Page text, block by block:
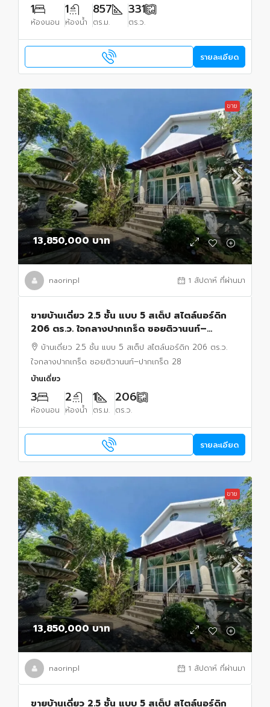
1
ห้องนอน
1
ห้องน้ำ
857
ตร.ม.
331
ตร.ว.
รายละเอียด
ขาย
13,850,000 บาท
naorinpl 1 สัปดาห์ ที่ผ่านมา
ขายบ้านเดี่ยว 2.5 ชั้น แบบ 5 สเต็ป สไตล์นอร์ดิก
206 ตร.ว. ใจกลางปากเกร็ด ซอยติวานนท์–
ปากเกร็ด 28 ทำเลรุ่งเรือง อยู่และทำธุรกิจได้ในหลัง
เดียว
บ้านเดี่ยว 2.5 ชั้น แบบ 5 สเต็ป สไตล์นอร์ดิก 206 ตร.ว.
ใจกลางปากเกร็ด ซอยติวานนท์–ปากเกร็ด 28
บ้านเดี่ยว
3
ห้องนอน
2
ห้องน้ำ
1
ตร.ม.
206
ตร.ว.
รายละเอียด
ขาย
13,850,000 บาท
naorinpl 1 สัปดาห์ ที่ผ่านมา
ขายบ้านเดี่ยว 2.5 ชั้น แบบ 5 สเต็ป สไตล์นอร์ดิก